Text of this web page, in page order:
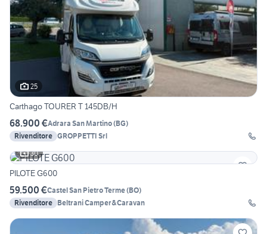
25
Carthago TOURER T 145DB/H
68.900 €Adrara San Martino(BG)
Rivenditore GROPPETTI Srl
30
PILOTE G600
59.500 €Castel San Pietro Terme(BO)
Rivenditore Beltrani Camper&Caravan